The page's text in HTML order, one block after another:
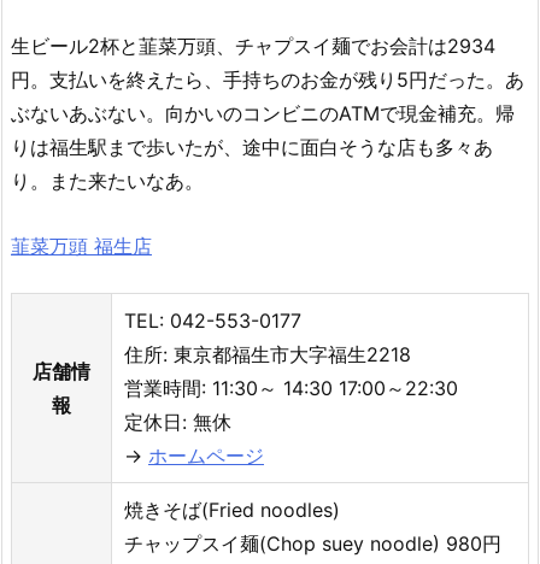
生ビール2杯と韮菜万頭、チャプスイ麺でお会計は2934
円。支払いを終えたら、手持ちのお金が残り5円だった。あ
ぶないあぶない。向かいのコンビニのATMで現金補充。帰
りは福生駅まで歩いたが、途中に面白そうな店も多々あ
り。また来たいなあ。
韮菜万頭 福生店
店舗情
報
TEL: 042-553-0177
住所: 東京都福生市大字福生2218
営業時間: 11:30～ 14:30 17:00～22:30
定休日: 無休
→ ホームページ
焼きそば(Fried noodles)
チャップスイ麺(Chop suey noodle) 980円